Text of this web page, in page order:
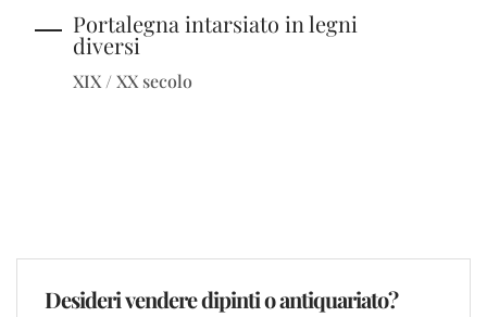
Portalegna intarsiato in legni
diversi
XIX / XX secolo
Desideri vendere dipinti o antiquariato?